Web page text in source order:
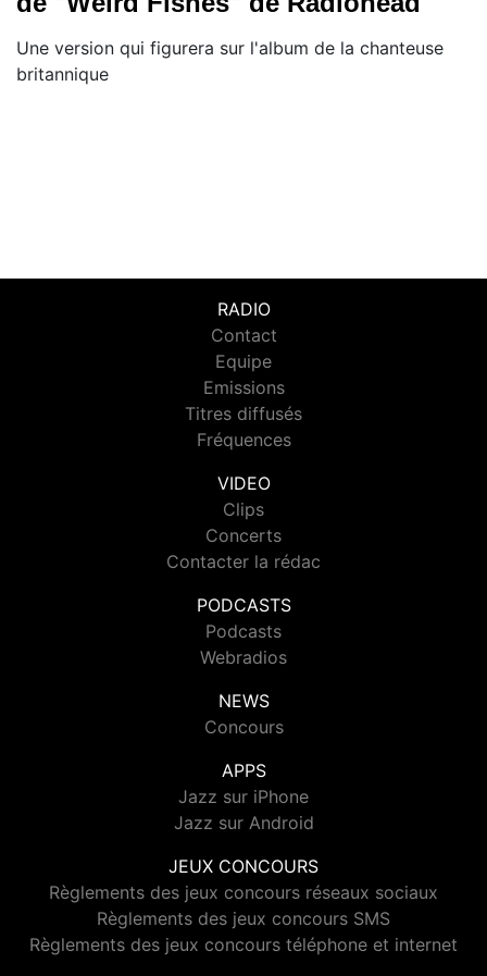
Une version qui figurera sur l'album de la chanteuse
britannique
RADIO
Contact
Equipe
Emissions
Titres diffusés
Fréquences
VIDEO
Clips
Concerts
Contacter la rédac
PODCASTS
Podcasts
Webradios
NEWS
Concours
APPS
Jazz sur iPhone
Jazz sur Android
JEUX CONCOURS
Règlements des jeux concours réseaux sociaux
Règlements des jeux concours SMS
Règlements des jeux concours téléphone et internet